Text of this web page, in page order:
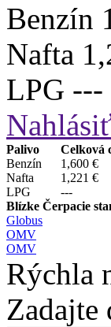
Benzín
Nafta
LPG ---
Palivo Celková
Benzín
1,600 €
Nafta
1,221 €
LPG
---
Blízke Čerpacie
Globus
OMV
OMV
Rýchla
Zadajte